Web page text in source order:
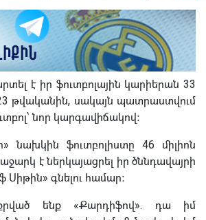
է իր ֆուտբոլային կարիերան 33
թվականին, սակայն պատրաստվում
նոր կարգավիճակով։
նախկին ֆուտբոլիստը 46 միլիոն
է ներկայացրել իր ծննդավայրի
Սիթին» գնելու համար։
ենք «Քարդիֆով». դա իմ